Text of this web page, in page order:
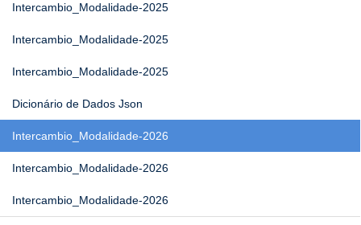
Intercambio_Modalidade-2025
Intercambio_Modalidade-2025
Intercambio_Modalidade-2025
Dicionário de Dados Json
Intercambio_Modalidade-2026
Intercambio_Modalidade-2026
Intercambio_Modalidade-2026